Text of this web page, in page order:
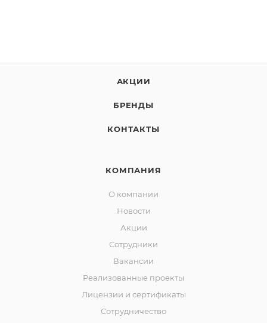
АКЦИИ
БРЕНДЫ
КОНТАКТЫ
КОМПАНИЯ
О компании
Новости
Акции
Сотрудники
Вакансии
Реализованные проекты
Лицензии и сертификаты
Сотрудничество